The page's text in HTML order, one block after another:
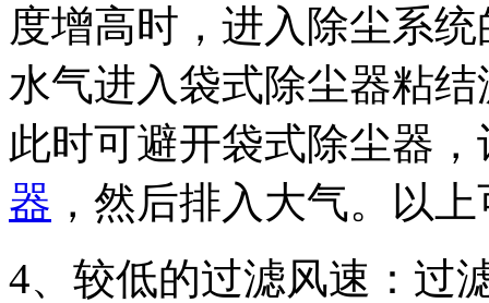
度增高时，进入除尘系
水气进入袋式除尘器粘
此时可避开袋式除尘器
器 ，然后排入大气。以
4、较低的过滤风速：过